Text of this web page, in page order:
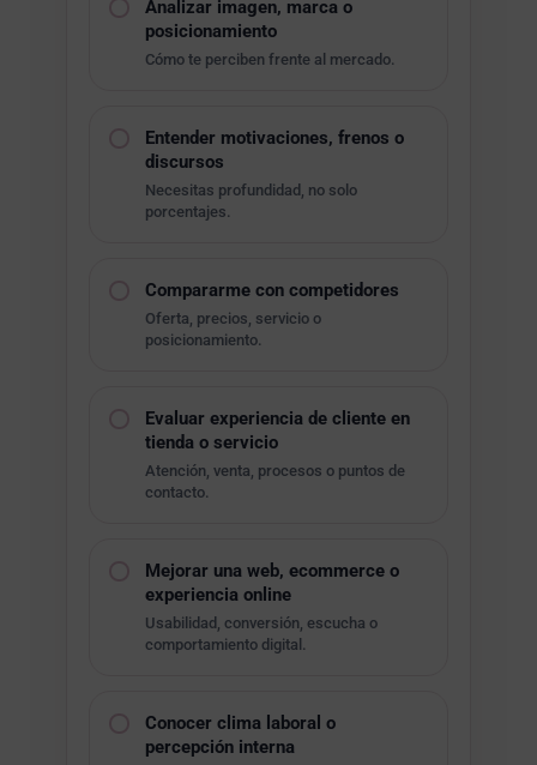
Analizar imagen, marca o
posicionamiento
Cómo te perciben frente al mercado.
Entender motivaciones, frenos o
discursos
Necesitas profundidad, no solo
porcentajes.
Compararme con competidores
Oferta, precios, servicio o
posicionamiento.
Evaluar experiencia de cliente en
tienda o servicio
Atención, venta, procesos o puntos de
contacto.
Mejorar una web, ecommerce o
experiencia online
Usabilidad, conversión, escucha o
comportamiento digital.
Conocer clima laboral o
percepción interna